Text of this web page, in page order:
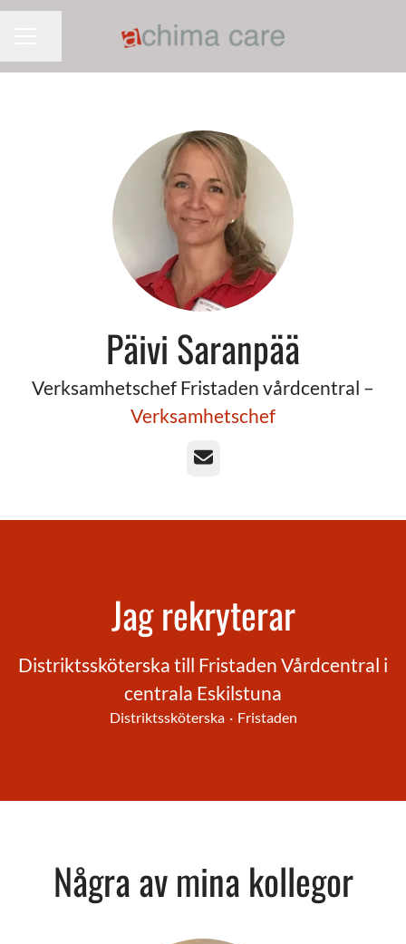
Päivi Saranpää
Verksamhetschef Fristaden vårdcentral –
Verksamhetschef
E-post
Jag rekryterar
Distriktssköterska till Fristaden Vårdcentral i
centrala Eskilstuna
Distriktssköterska · Fristaden
Några av mina kollegor